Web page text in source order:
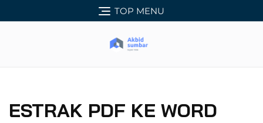
to
TOP MENU
ESTRAK PDF KE WORD